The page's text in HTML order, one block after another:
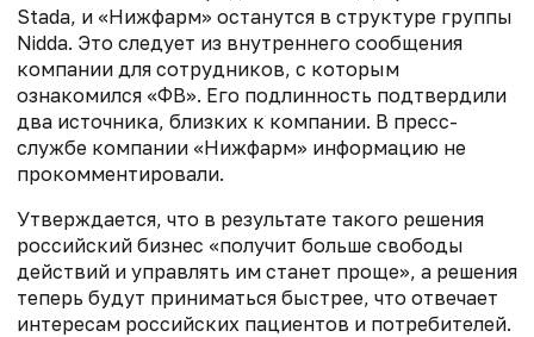
Stada, и «Нижфарм» останутся в структуре группы
Nidda. Это следует из внутреннего сообщения
компании для сотрудников, с которым
ознакомился «ФВ». Его подлинность подтвердили
два источника, близких к компании. В пресс-
службе компании «Нижфарм» информацию не
прокомментировали.
Утверждается, что в результате такого решения
российский бизнес «получит больше свободы
действий и управлять им станет проще», а решения
теперь будут приниматься быстрее, что отвечает
интересам российских пациентов и потребителей.